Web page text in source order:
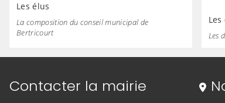
Les élus
La composition du conseil municipal de
Bertricourt
Les
Informations de
Contacter la mairie